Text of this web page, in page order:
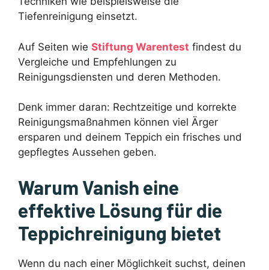
Tiefenreinigung einsetzt.
Auf Seiten wie Stiftung Warentest findest du
Vergleiche und Empfehlungen zu
Reinigungsdiensten und deren Methoden.
Denk immer daran: Rechtzeitige und korrekte
Reinigungsmaßnahmen können viel Ärger
ersparen und deinem Teppich ein frisches und
gepflegtes Aussehen geben.
Warum Vanish eine
effektive Lösung für die
Teppichreinigung bietet
Wenn du nach einer Möglichkeit suchst, deinen